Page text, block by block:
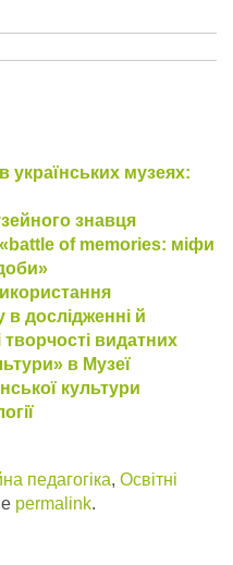
українських музеях:
знавця
of memoriеs: міфи
в дослідженні й
творчості видатних
в Музеї
культури
педагогіка, Освітні
permalink.